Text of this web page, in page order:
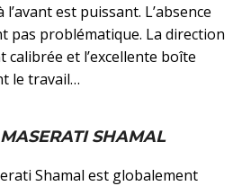
est puissant. L’absence
pas problématique. La direction
et l’excellente boîte
le travail…
MASERATI SHAMAL
Shamal est globalement